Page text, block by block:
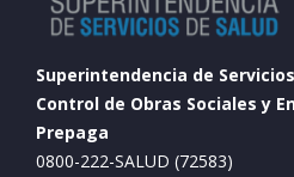
Superintendencia de
Control de Obras Sociales y
Prepaga
0800-222-SALUD (72583)